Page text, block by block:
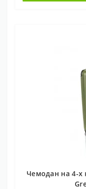
Чемодан на 4-х